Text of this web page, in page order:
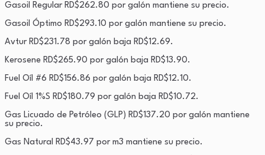
Gasoil Regular RD$262.80 por galón mantiene su precio.
Gasoil Óptimo RD$293.10 por galón mantiene su precio.
Avtur RD$231.78 por galón baja RD$12.69.
Kerosene RD$265.90 por galón baja RD$13.90.
Fuel Oíl #6 RD$156.86 por galón baja RD$12.10.
Fuel Oíl 1%S RD$180.79 por galón baja RD$10.72.
Gas Licuado de Petróleo (GLP) RD$137.20 por galón mantiene
su precio.
Gas Natural RD$43.97 por m3 mantiene su precio.